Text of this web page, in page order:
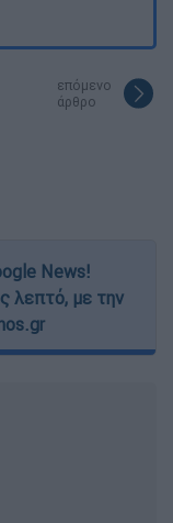
επόμενο
άρθρο
News!
λεπτό, με την